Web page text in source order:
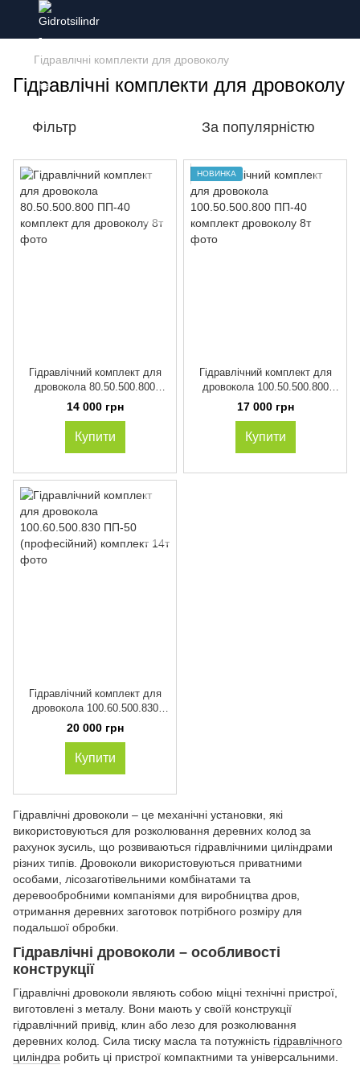
Гідравлічні комплекти для дровоколу
Гідравлічні комплекти для дровоколу
Фільтр За популярністю
Гідравлічний комплект для
дровокола 80.50.500.800
ПП-40
14 000 грн
Купити
НОВИНКА
Гідравлічний комплект для
дровокола 100.50.500.800
ПП-40
17 000 грн
Купити
Гідравлічний комплект для
дровокола 100.60.500.830
ПП-50 (професійний)
20 000 грн
Купити
Гідравлічні дровоколи – це механічні установки, які
використовуються для розколювання деревних колод за
рахунок зусиль, що розвиваються гідравлічними циліндрами
різних типів. Дровоколи використовуються приватними
особами, лісозаготівельними комбінатами та
деревообробними компаніями для виробництва дров,
отримання деревних заготовок потрібного розміру для
подальшої обробки.
Гідравлічні дровоколи – особливості
конструкції
Гідравлічні дровоколи являють собою міцні технічні пристрої,
виготовлені з металу. Вони мають у своїй конструкції
гідравлічний привід, клин або лезо для розколювання
деревних колод. Сила тиску масла та потужність гідравлічного
циліндра робить ці пристрої компактними та універсальними.